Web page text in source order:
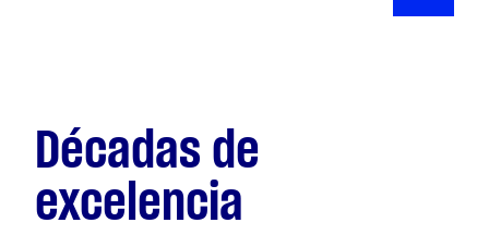
Décadas de
excelencia